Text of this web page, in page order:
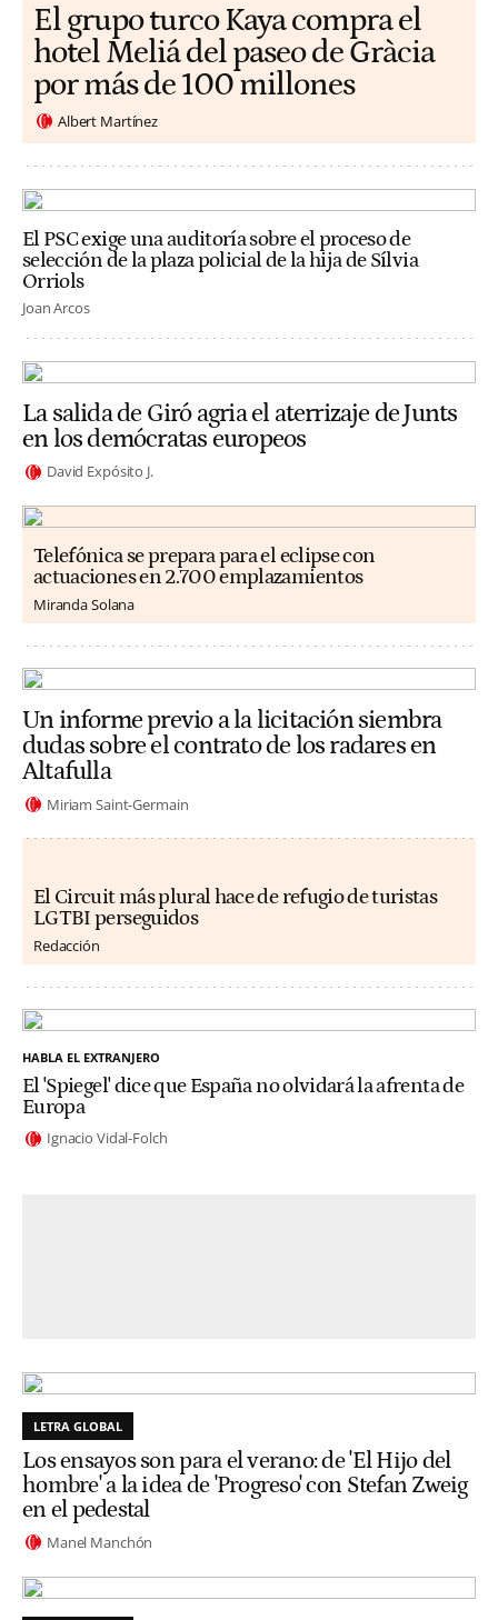
El grupo turco Kaya compra el
hotel Meliá del paseo de Gràcia
por más de 100 millones
Albert Martínez
El PSC exige una auditoría sobre el proceso de
selección de la plaza policial de la hija de Sílvia
Orriols
Joan Arcos
La salida de Giró agria el aterrizaje de Junts
en los demócratas europeos
David Expósito J.
Telefónica se prepara para el eclipse con
actuaciones en 2.700 emplazamientos
Miranda Solana
Un informe previo a la licitación siembra
dudas sobre el contrato de los radares en
Altafulla
Miriam Saint-Germain
El Circuit más plural hace de refugio de turistas
LGTBI perseguidos
Redacción
HABLA EL EXTRANJERO
El 'Spiegel' dice que España no olvidará la afrenta de
Europa
Ignacio Vidal-Folch
LETRA GLOBAL
Los ensayos son para el verano: de 'El Hijo del
hombre' a la idea de 'Progreso' con Stefan Zweig
en el pedestal
Manel Manchón